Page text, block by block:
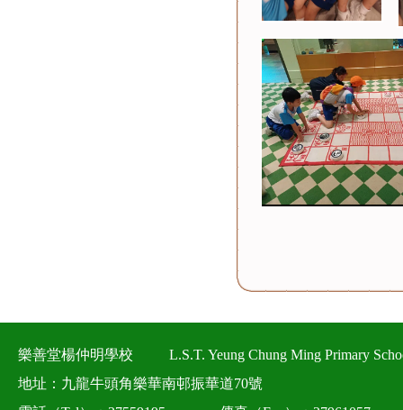
樂善堂楊仲明學校
L.S.T. Yeung Chung Ming Primary
地址：九龍牛頭角樂華南邨振華道70號